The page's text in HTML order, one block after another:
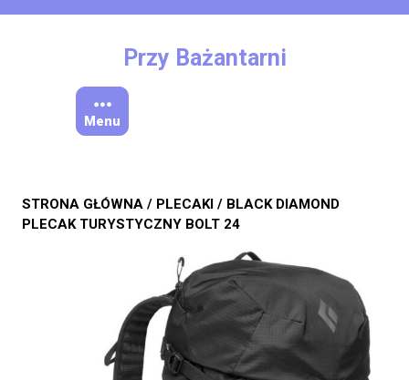
Przy Bażantarni
Menu
STRONA GŁÓWNA / PLECAKI / BLACK DIAMOND
PLECAK TURYSTYCZNY BOLT 24